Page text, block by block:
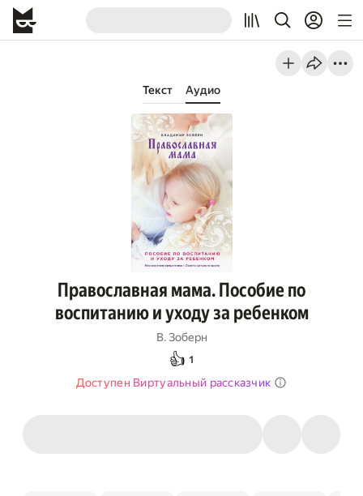
Текст Аудио
Православная мама. Пособие по
воспитанию и уходу за ребенком
В. Зоберн
👍 1
Доступен Виртуальный рассказчик